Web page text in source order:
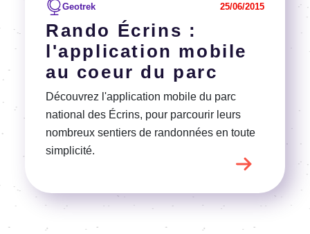
Rando Écrins :
l'application mobile
au coeur du parc
Geotrek 25/06/2015
Découvrez l'application mobile du parc
national des Écrins, pour parcourir leurs
nombreux sentiers de randonnées en toute
simplicité.